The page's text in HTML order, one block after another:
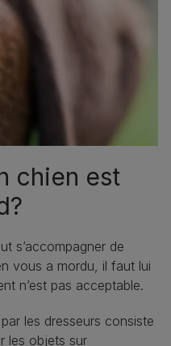
chien est
s’accompagner de
vous a mordu, il faut lui
n’est pas acceptable.
les dresseurs consiste
les objets sur